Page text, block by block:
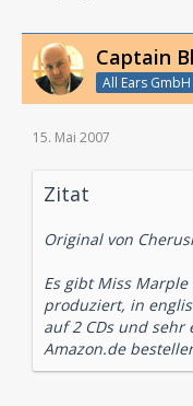
Captain
All Ears GmbH
15. Mai 2007
Zitat
Original von
Es gibt Miss Marple
produziert, in
auf 2 CDs und
Amazon.de